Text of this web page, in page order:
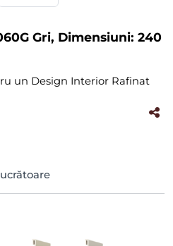
Gri, Dimensiuni: 240
un Design Interior Rafinat